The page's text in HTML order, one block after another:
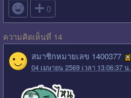
 0
ความคิดเห็นที่ 14
สมาชิกหมายเลข 1400377
04 เมษายน 2569 เวลา 13:06:37 น.